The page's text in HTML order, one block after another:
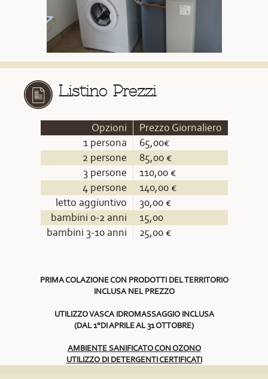
Listino Prezzi
Opzioni
Prezzo Giornaliero
1 persona
65,00€
2 persone
85,00 €
3 persone
110,00 €
4 persone
140,00 €
letto aggiuntivo
30,00 €
bambini 0-2 anni
15,00
bambini 3-10 anni
25,00 €
PRIMA COLAZIONE CON PRODOTTI DEL TERRITORIO
INCLUSA NEL PREZZO
UTILIZZO VASCA IDROMASSAGGIO INCLUSA
(DAL 1°DI APRILE AL 31 OTTOBRE)
AMBIENTE SANIFICATO CON OZONO
UTILIZZO DI DETERGENTI CERTIFICATI